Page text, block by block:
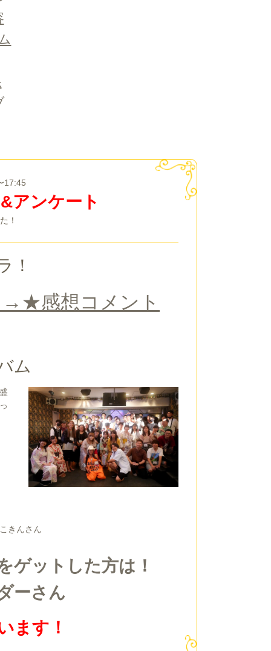
17:45
アンケート
！
！
→★感想コメント
ム
きんさん
ゲットした方は！
ーさん
ます！